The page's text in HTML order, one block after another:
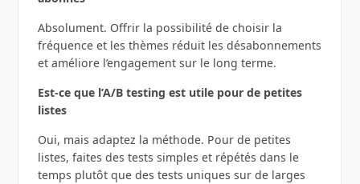
Absolument. Offrir la possibilité de choisir la
fréquence et les thèmes réduit les désabonnements
et améliore l’engagement sur le long terme.
Est-ce que l’A/B testing est utile pour de petites
listes
Oui, mais adaptez la méthode. Pour de petites
listes, faites des tests simples et répétés dans le
temps plutôt que des tests uniques sur de larges